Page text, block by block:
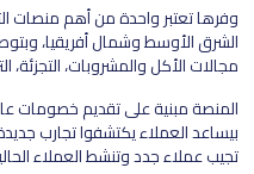
وفرها تعتبر واحدة من أهم منصات
الشرق الأوسط وشمال أفريقيا،
مجالات الأكل والمشروبات، التجزئة،
بيساعد العملاء يكتشفوا تجارب
تجيب عملاء جدد وتنشط العملاء